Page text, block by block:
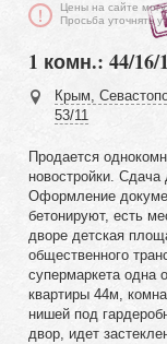
Цены на сайте
Просьба уточнять
1 комн.: 44/16/
Крым,
53/11
Продается
новостройки.
Оформление
бетонируют, есть
дворе детская
общественного
супермаркета одна
квартиры 44м,
нишей под
двор, идет